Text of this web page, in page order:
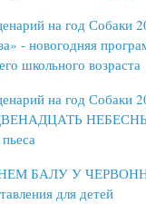
на год Собаки
- новогодняя
школьного возраста
на год
БАЛУ У
для детей